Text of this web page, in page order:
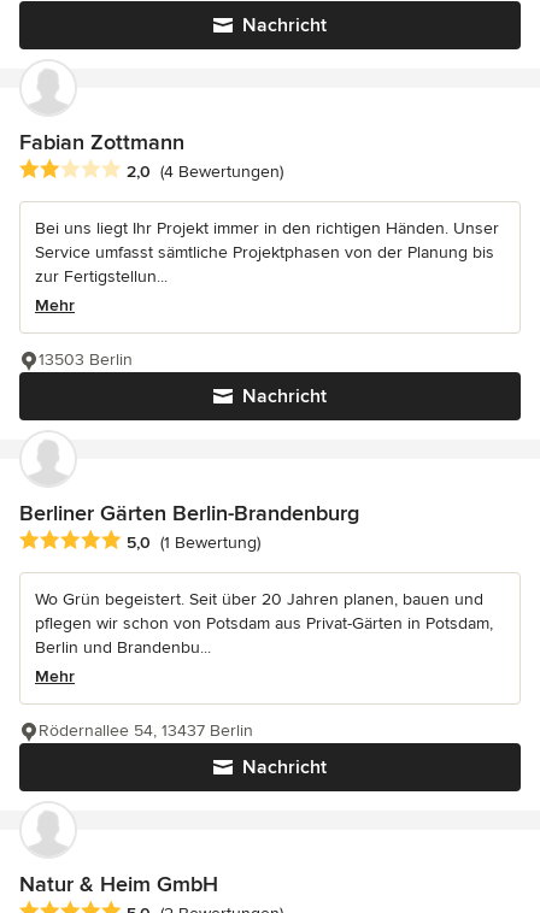
Nachricht
Fabian Zottmann
Durchschnittliche Bewertung: 2 von 5 Sternen
2,0 (4 Bewertungen)
Bei uns liegt Ihr Projekt immer in den richtigen Händen. Unser
Service umfasst sämtliche Projektphasen von der Planung bis
zur Fertigstellun...
Mehr
Nachricht
13503 Berlin
Berliner Gärten Berlin-Brandenburg
Durchschnittliche Bewertung: 5 von 5 Sternen
5,0 (1 Bewertung)
Wo Grün begeistert. Seit über 20 Jahren planen, bauen und
pflegen wir schon von Potsdam aus Privat-Gärten in Potsdam,
Berlin und Brandenbu...
Mehr
Nachricht
Rödernallee 54, 13437 Berlin
Natur & Heim GmbH